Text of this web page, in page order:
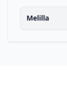
Melilla